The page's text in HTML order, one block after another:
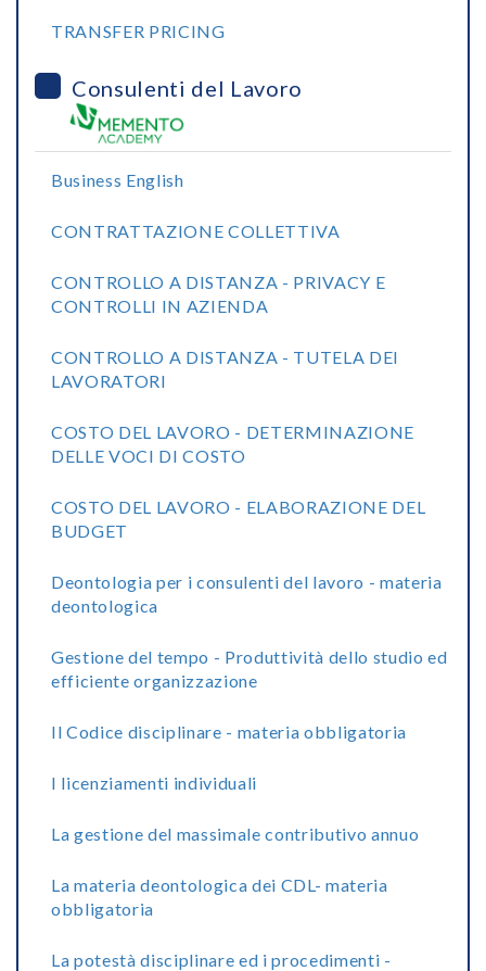
TRANSFER PRICING
Consulenti del Lavoro
Business English
CONTRATTAZIONE COLLETTIVA
CONTROLLO A DISTANZA - PRIVACY E
CONTROLLI IN AZIENDA
CONTROLLO A DISTANZA - TUTELA DEI
LAVORATORI
COSTO DEL LAVORO - DETERMINAZIONE
DELLE VOCI DI COSTO
COSTO DEL LAVORO - ELABORAZIONE DEL
BUDGET
Deontologia per i consulenti del lavoro - materia
deontologica
Gestione del tempo - Produttività dello studio ed
efficiente organizzazione
Il Codice disciplinare - materia obbligatoria
I licenziamenti individuali
La gestione del massimale contributivo annuo
La materia deontologica dei CDL- materia
obbligatoria
La potestà disciplinare ed i procedimenti -